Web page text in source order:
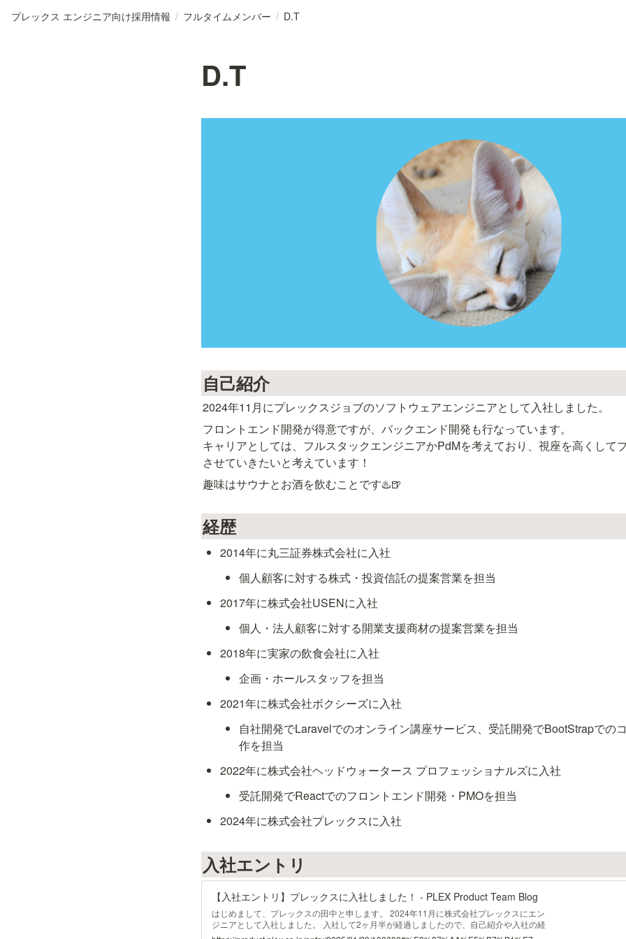
プレックス エンジニア向け採用情報 / フルタイムメンバー / D.T
D.T
自己紹介
2024年11月にプレックスジョブのソフトウェアエンジニアとして入社しました。
フロントエンド開発が得意ですが、バックエンド開発も行なっています。
キャリアとしては、フルスタックエンジニアかPdMを考えており、視座を高くして
させていきたいと考えています！
趣味はサウナとお酒を飲むことです♨️🍺
経歴
2014年に丸三証券株式会社に入社
個人顧客に対する株式・投資信託の提案営業を担当
2017年に株式会社USENに入社
個人・法人顧客に対する開業支援商材の提案営業を担当
2018年に実家の飲食会社に入社
企画・ホールスタッフを担当
2021年に株式会社ボクシーズに入社
自社開発でLaravelでのオンライン講座サービス、受託開発でBootStrapでの
作を担当
2022年に株式会社ヘッドウォータース プロフェッショナルズに入社
受託開発でReactでのフロントエンド開発・PMOを担当
2024年に株式会社プレックスに入社
入社エントリ
【入社エントリ】プレックスに入社しました！ - PLEX Product Team Blog
はじめまして、プレックスの田中と申します。 2024年11月に株式会社プレックスにエン
ジニアとして入社しました。 入社して2ヶ月半が経過しましたので、自己紹介や入社の経
緯、実際に働いてみた感想をお伝えしたいと思います！ 自己紹介🎉 プレックスへの入社